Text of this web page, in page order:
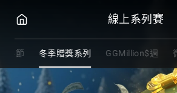
線上系列賽
界節 冬季贈獎系列 GGMillion$週